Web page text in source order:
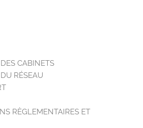
CABINETS
RÉSEAU
RÈGLEMENTAIRES ET